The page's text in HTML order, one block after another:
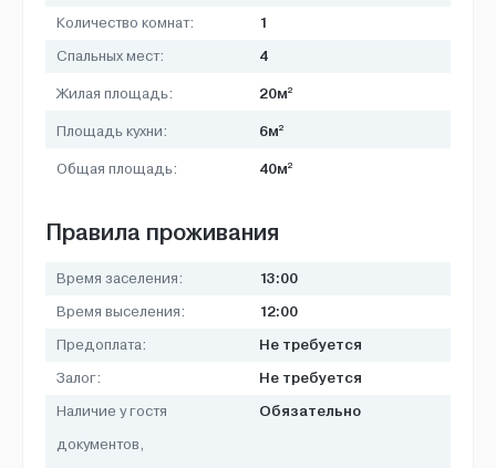
Количество комнат:
1
Спальных мест: 4
Жилая площадь: 20м2
Площадь кухни: 6м2
Общая площадь: 40м2
Правила проживания
Время заселения: 13:00
Время выселения: 12:00
Предоплата: Не требуется
Залог: Не требуется
Наличие у гостя
документов,
Обязательно